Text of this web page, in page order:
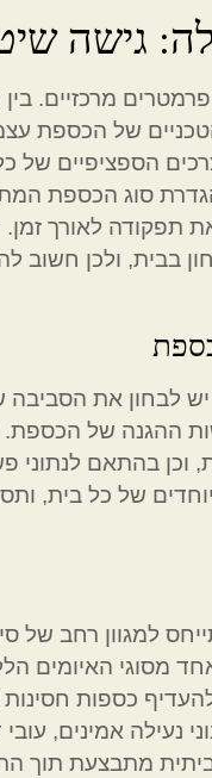
גישה
מרכזיים. בין
של הכספת
הספציפיים של
סוג הכספת
תפקודה לאורך זמן.
בבית, ולכן חשוב
לבחון את
ההגנה של הכספת.
וכן בהתאם
של כל בית,
למגוון רחב של
מסוגי האיומים
כספות
נעילה אמינים,
מתבצעת תוך